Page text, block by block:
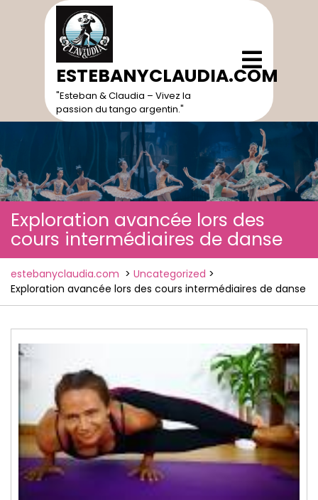
ESTEBANYCLAUDIA.COM
"Esteban & Claudia – Vivez la
passion du tango argentin."
Open
Menu
Exploration avancée lors des
cours intermédiaires de danse
estebanyclaudia.com > Uncategorized >
Exploration avancée lors des cours intermédiaires de danse